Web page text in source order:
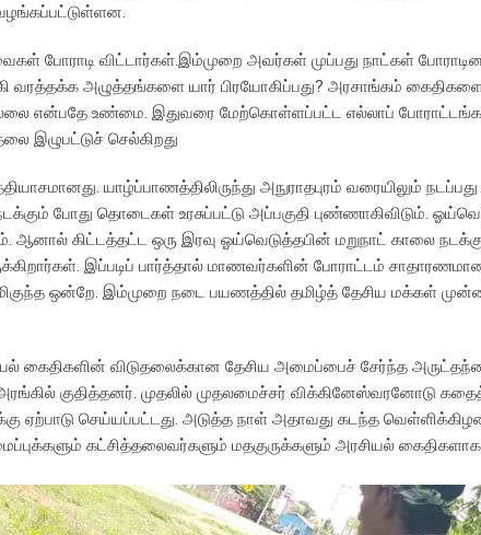
போராடி விட்டார்கள்.இம்முறை அவர்கள் முப்பது நாட்கள்
அழுத்தங்களை யார் பிரயோகிப்பது? அரசாங்கம் கைதிகளை
என்பதே உண்மை. இதுவரை மேற்கொள்ளப்பட்ட எல்லாப்
இழுபட்டுச் செல்கிறது
யாழ்ப்பாணத்திலிருந்து அநுராதபுரம் வரையிலும்
போது தொடைகள் உரசுப்பட்டு அப்பகுதி புண்ணாகிவிடும்.
ஆனால் கிட்டத்தட்ட ஒரு இரவு ஓய்வெடுத்தபின் மறுநாட் காலை
இப்படிப் பார்த்தால் மாணவர்களின் போராட்டம்
ஒன்றே. இம்முறை நடை பயணத்தில் தமிழ்த் தேசிய மக்கள்
விடுதலைக்கான தேசிய அமைப்பைச் சேர்ந்த
குதித்தனர். முதலில் முதலமைச்சர் விக்கினேஸ்வரனோடு
ஏற்பாடு செய்யப்பட்டது. அடுத்த நாள் அதாவது கடந்த
கட்சித்தலைவர்களும் மதகுருக்களும் அரசியல் கைதிகளாக